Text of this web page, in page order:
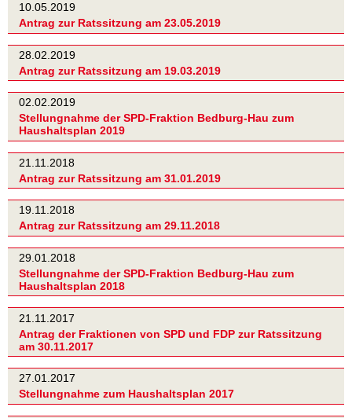
10.05.2019
Antrag zur Ratssitzung am 23.05.2019
28.02.2019
Antrag zur Ratssitzung am 19.03.2019
02.02.2019
Stellungnahme der SPD-Fraktion Bedburg-Hau zum
Haushaltsplan 2019
21.11.2018
Antrag zur Ratssitzung am 31.01.2019
19.11.2018
Antrag zur Ratssitzung am 29.11.2018
29.01.2018
Stellungnahme der SPD-Fraktion Bedburg-Hau zum
Haushaltsplan 2018
21.11.2017
Antrag der Fraktionen von SPD und FDP zur Ratssitzung
am 30.11.2017
27.01.2017
Stellungnahme zum Haushaltsplan 2017